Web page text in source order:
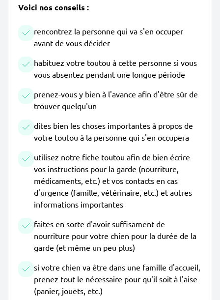
Voici nos conseils :
rencontrez la personne qui va s'en occuper
avant de vous décider
habituez votre toutou à cette personne si vous
vous absentez pendant une longue période
prenez-vous y bien à l'avance afin d'être sûr de
trouver quelqu'un
dites bien les choses importantes à propos de
votre toutou à la personne qui s'en occupera
utilisez notre fiche toutou afin de bien écrire
vos instructions pour la garde (nourriture,
médicaments, etc.) et vos contacts en cas
d'urgence (famille, vétérinaire, etc.) et autres
informations importantes
faites en sorte d'avoir suffisament de
nourriture pour votre chien pour la durée de la
garde (et même un peu plus)
si votre chien va être dans une famille d'accueil,
prenez tout le nécessaire pour qu'il soit à l'aise
(panier, jouets, etc.)